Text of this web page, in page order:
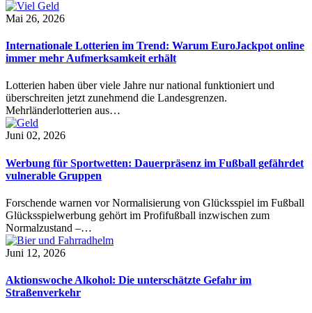
Mai 26, 2026
Internationale Lotterien im Trend: Warum EuroJackpot online
immer mehr Aufmerksamkeit erhält
Lotterien haben über viele Jahre nur national funktioniert und
überschreiten jetzt zunehmend die Landesgrenzen.
Mehrländerlotterien aus…
Juni 02, 2026
Werbung für Sportwetten: Dauerpräsenz im Fußball gefährdet
vulnerable Gruppen
Forschende warnen vor Normalisierung von Glücksspiel im Fußball
Glücksspielwerbung gehört im Profifußball inzwischen zum
Normalzustand –…
Juni 12, 2026
Aktionswoche Alkohol: Die unterschätzte Gefahr im
Straßenverkehr